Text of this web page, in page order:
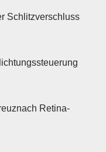
Schlitzverschluss
Retina-